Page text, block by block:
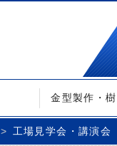
金型製作・
工場見学会・講演会